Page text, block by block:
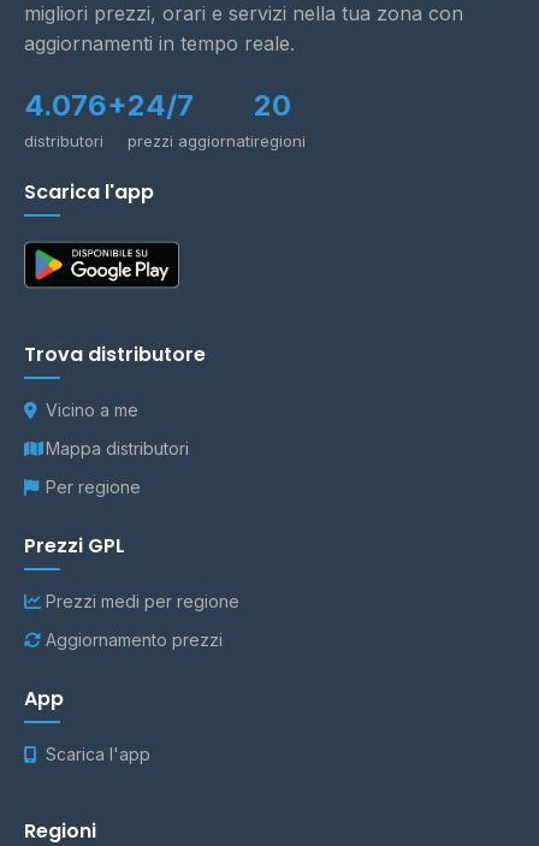
migliori prezzi, orari e servizi nella tua zona con
aggiornamenti in tempo reale.
4.076+
distributori
24/7
prezzi aggiornati
20
regioni
Scarica l'app
Trova distributore
Vicino a me
Mappa distributori
Per regione
Prezzi GPL
Prezzi medi per regione
Aggiornamento prezzi
App
Scarica l'app
Regioni